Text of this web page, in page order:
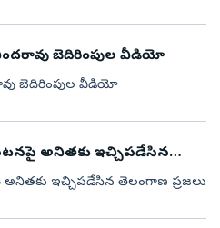
బెదిరింపుల వీడియో
బెదిరింపుల వీడియో
అనితకు ఇచ్చిపడేసిన
ఇచ్చిపడేసిన తెలంగాణ ప్రజలు